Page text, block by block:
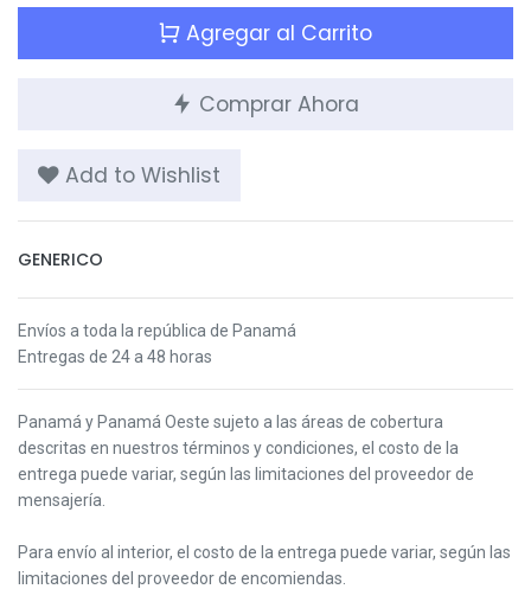
Agregar al Carrito
Comprar Ahora
Add to Wishlist
GENERICO
Envíos a toda la república de Panamá
Entregas de 24 a 48 horas
Panamá y Panamá Oeste sujeto a las áreas de cobertura
descritas en nuestros términos y condiciones, el costo de la
entrega puede variar, según las limitaciones del proveedor de
mensajería.
Para envío al interior, el costo de la entrega puede variar, según las
limitaciones del proveedor de encomiendas.